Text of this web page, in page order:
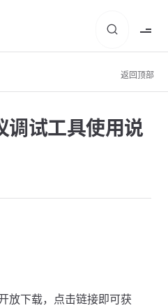
返回顶部
调试工具使用说
放下载，点击链接即可获